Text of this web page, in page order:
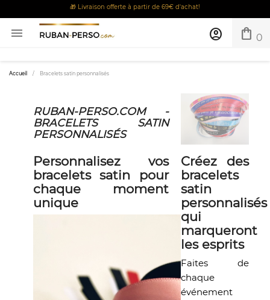
🎁 Livraison offerte à partir de 69€ d'achat!
 shopping_bag 0
account_circle
Accueil Bracelets satin personnalisés
RUBAN-PERSO.COM -
BRACELETS SATIN
PERSONNALISÉS
Personnalisez vos
bracelets satin pour
chaque moment
unique
Créez des
bracelets
satin
personnalisés
qui
marqueront
les esprits
Faites de
chaque
événement